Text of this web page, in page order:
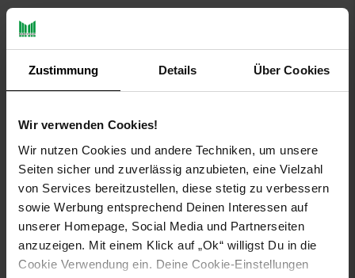
Zustimmung Details Über Cookies
Wir verwenden Cookies!
Wir nutzen Cookies und andere Techniken, um unsere
Seiten sicher und zuverlässig anzubieten, eine Vielzahl
von Services bereitzustellen, diese stetig zu verbessern
sowie Werbung entsprechend Deinen Interessen auf
unserer Homepage, Social Media und Partnerseiten
anzuzeigen. Mit einem Klick auf „Ok“ willigst Du in die
Cookie Verwendung ein. Deine Cookie-Einstellungen
Kindern auf – Verschluckungsgefahr)
Drücke den unteren Teil des Pods vollständig in das Pod
vorgefüllten E-Liquid benetzt werden
nach dem eindrücken warten und dann senkrecht in das
ELFA Basisgerät einsetzen (Magnetische Verbindung)
Nikotinstärke:0mg/ml (0% w/v)- Nikoton-Salz
2ml
PG/VG: 50/50
Nach Leerung, bitte recyceln!
Nicht für Personen unter 18 Jahren!